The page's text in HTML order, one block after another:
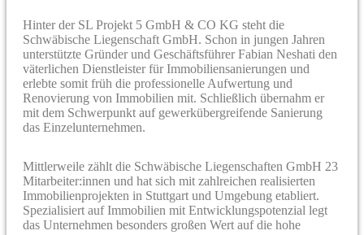
Hinter der SL Projekt 5 GmbH & CO KG steht die
Schwäbische Liegenschaft GmbH. Schon in jungen Jahren
unterstützte Gründer und Geschäftsführer Fabian Neshati den
väterlichen Dienstleister für Immobiliensanierungen und
erlebte somit früh die professionelle Aufwertung und
Renovierung von Immobilien mit. Schließlich übernahm er
mit dem Schwerpunkt auf gewerkübergreifende Sanierung
das Einzelunternehmen.
Mittlerweile zählt die Schwäbische Liegenschaften GmbH 23
Mitarbeiter:innen und hat sich mit zahlreichen realisierten
Immobilienprojekten in Stuttgart und Umgebung etabliert.
Spezialisiert auf Immobilien mit Entwicklungspotenzial legt
das Unternehmen besonders großen Wert auf die hohe